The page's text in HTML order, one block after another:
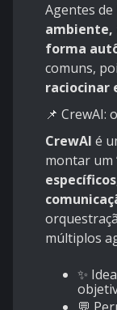
Agentes de
ambiente,
forma
comuns,
raciocinar
📌 CrewAI:
CrewAI é
montar um
específicos
múltiplos
✨